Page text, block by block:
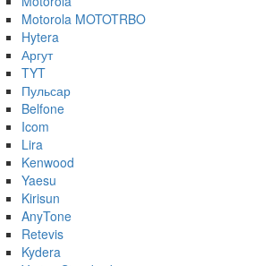
Motorola MOTOTRBO
Hytera
Аргут
TYT
Пульсар
Belfone
Icom
Lira
Kenwood
Yaesu
Kirisun
AnyTone
Retevis
Kydera